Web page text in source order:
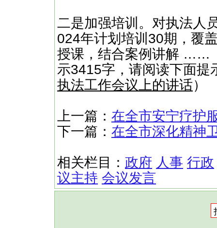
二是加强培训。对执法人
024年计划培训30期，覆
授课，结合案例讲解 ……
示3415字，请阅读下面提
执法工作会议上的讲话）
上一篇： 在全市安宁疗护
下一篇： 在全市深化精神
相关栏目： 政府 人事 行政
议主持 会议发言